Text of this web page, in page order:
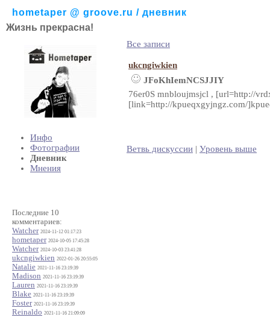
hometaper @ groove.ru / дневник
Жизнь прекрасна!
Инфо
Фотографии
Дневник
Мнения
Последние 10
комментариев:
Watcher 2024-11-12 01:17:23
hometaper 2024-10-05 17:45:28
Watcher 2024-10-03 23:41:28
ukcngiwkien 2022-01-26 20:55:05
Natalie 2021-11-16 23:19:39
Madison 2021-11-16 23:19:39
Lauren 2021-11-16 23:19:39
Blake 2021-11-16 23:19:39
Foster 2021-11-16 23:19:39
Reinaldo 2021-11-16 21:09:09
Все записи
ukcngiwkien
JFoKhIemNCSJJIY
76er0S mnbloujmsjcl , [url=http://
[link=http://kpueqxgyjngz.com/
Ветвь дискуссии | Уровень выше